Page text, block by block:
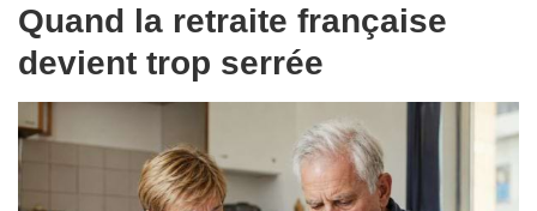
Quand la retraite française
devient trop serrée